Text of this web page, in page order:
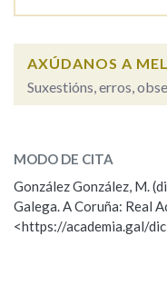
Pertence a
AXÚDANOS A
Suxestións, erros,
ESCOLLE UNHA
Observación
Propoño mellorar
MODO DE CITA
González González, M.
Galega. A Coruña: Real
<https://academia.gal/